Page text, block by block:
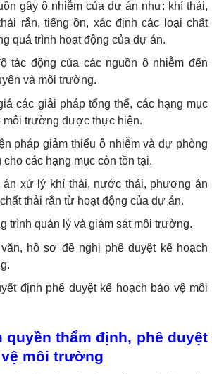
gây ô nhiễm của dự án như: khí thải,
rắn, tiếng ồn, xác định các loại chất
quá trình hoạt động của dự án.
tác động của các nguồn ô nhiễm đến
và môi trường.
các giải pháp tổng thể, các hạng mục
môi trường được thực hiện.
pháp giảm thiểu ô nhiễm và dự phòng
các hạng mục còn tồn tại.
xử lý khí thải, nước thải, phương án
thải rắn từ hoạt động của dự án.
trình quản lý và giám sát môi trường.
hồ sơ đề nghị phê duyệt kế hoạch
định phê duyệt kế hoạch bảo vệ môi
quyền thẩm định, phê duyệt
môi trường